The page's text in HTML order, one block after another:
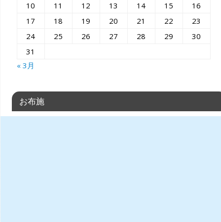
10
11 12 13 14 15
16
17
18 19 20 21 22
23
24
25 26 27 28 29
30
31
« 3月
お布施